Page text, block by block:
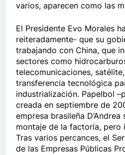
varios, aparecen como las
El Presidente Evo Morales
reiteradamente- que su
trabajando con China, que
sectores como
telecomunicaciones,
transferencia tecnológica
industrialización. Papelbol
creada en septiembre de
empresa brasileña
montaje de la factoría,
Tras varios percances, el
de las Empresas Públicas